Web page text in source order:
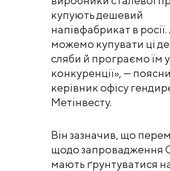
купують дешевий
напівфабрикат в
можемо купувати ці
сляби й програємо їм у
конкуренції», —
керівник офісу
Метінвесту.
Він зазначив, що
щодо запровадження
мають ґрунтуватися